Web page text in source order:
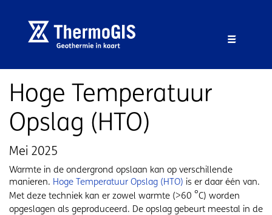
Hoge Temperatuur
Opslag (HTO)
Mei 2025
Warmte in de ondergrond opslaan kan op verschillende
manieren. Hoge Temperatuur Opslag (HTO) is er daar één van.
Met deze techniek kan er zowel warmte (>60 °C) worden
opgeslagen als geproduceerd. De opslag gebeurt meestal in de